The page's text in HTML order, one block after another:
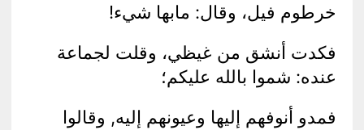
خرطوم فيل، وقال: مابها شيء!
فكدت أنشق من غيظي، وقلت لجماعة
عنده: شموا بالله عليكم؛
فمدو أنوفهم إليها وعيونهم إليه, وقالوا